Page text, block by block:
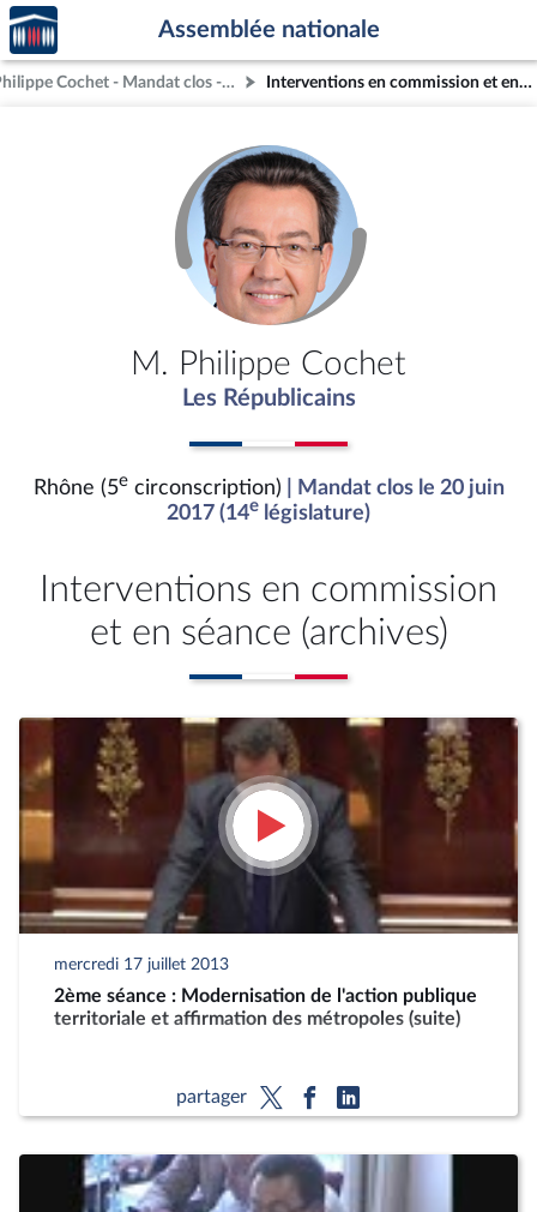
Aller au contenu
Aller en bas de la page
Accèder
à la
page
d'accueil
Assemblée nationale
M. Philippe Cochet - Mandat clos - Rhône (5e circonscription) Interventions en commission et en séance (archives)
M. Philippe Cochet
Les Républicains
Rhône (5ecirconscription)
| Mandat clos le 20 juin
2017 (14e législature)
Interventions en commission
et en séance (archives)
mercredi 17 juillet 2013
2ème séance : Modernisation de l'action publique
territoriale et affirmation des métropoles (suite)
partager